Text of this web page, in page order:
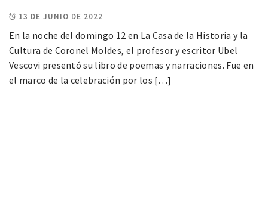
13 DE JUNIO DE 2022
En la noche del domingo 12 en La Casa de la Historia y la
Cultura de Coronel Moldes, el profesor y escritor Ubel
Vescovi presentó su libro de poemas y narraciones. Fue en
el marco de la celebración por los […]